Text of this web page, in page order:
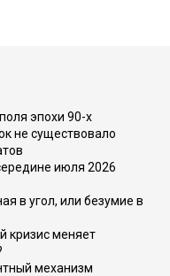
эпохи 90-х
не существовало
июля 2026
в угол, или безумие в
кризис меняет
механизм